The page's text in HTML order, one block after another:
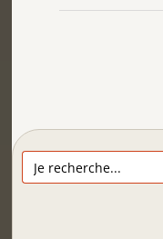
Search
for: